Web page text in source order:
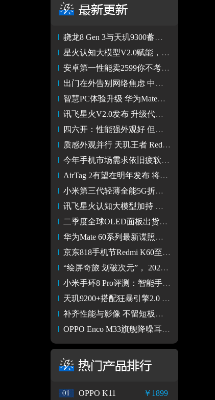
骁龙8 Gen 3与天玑9300蓄势待发 旗舰芯片霸主之战即将打响
星火认知大模型V2.0赋能，讯飞会议耳机系列打造会议效率天花板
安卓第一性能卖2599你不考虑一下？Redmi K60 至尊版评测
出门在外告别网络焦虑 中兴F50 5G随身WiFi上手体验
智慧PC体验升级 华为MateBook多款新品升级32G大内存
讯飞星火V2.0发布 升级代码能力和多模态能力
四六开：性能强外观好 但…真的稳吗？Redmi K60 至尊版优缺点评
质感外观并行 天玑王者 Redmi K60 至尊版图赏
今年手机市场需求依旧疲软 iPhone 15系列面临较大出货压力
AirTag 2有望在明年发布 将实现3D精准定位功能
小米第三代轻薄全能5G折叠屏正式发售 官方首推重磅购机权益礼包
讯飞星火认知大模型加持 科大讯飞AI智能鼠标AM50为高效办公添力
二季度全球OLED面板出货量达1.7亿台 国产厂商需求旺盛
华为Mate 60系列最新谍照曝光 背面采用双色设计
京东818手机节Redmi K60至尊版 享以旧换新与180天只换不修服务
“绘屏奇旅 划破次元”， 2023 乐划锁屏插画大赏正式开启
小米手环8 Pro评测：智能手环的价格 智能手表的体验！
天玑9200+搭配狂暴引擎2.0 Redmi K60至尊版到底有多强悍
补齐性能与影像 不留短板的折叠旗舰 小米MIX Fold 3评测
OPPO Enco M33旗舰降噪耳机惊喜开售，运动爱好者的最佳搭子
￥1899
OPPO K11